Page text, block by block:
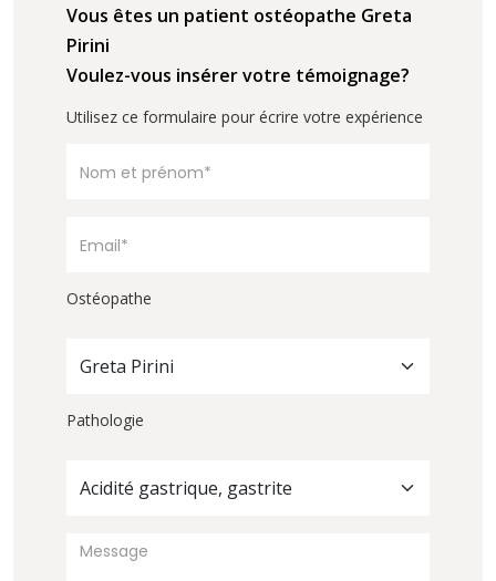
Vous êtes un patient ostéopathe Greta
Pirini
Voulez-vous insérer votre témoignage?
Utilisez ce formulaire pour écrire votre expérience
Ostéopathe
Greta Pirini
Pathologie
Acidité gastrique, gastrite